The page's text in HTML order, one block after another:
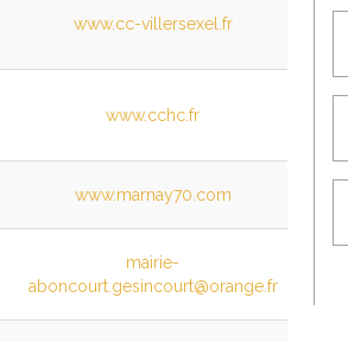
www.cc-villersexel.fr
www.cchc.fr
www.marnay70.com
mairie-
aboncourt.gesincourt@orange.fr